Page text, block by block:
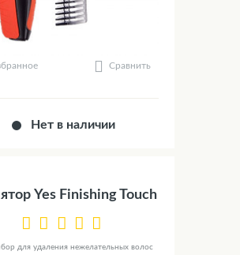
Сравнить
Нет в наличии
Yes Finishing Touch
для удаления нежелательных волос